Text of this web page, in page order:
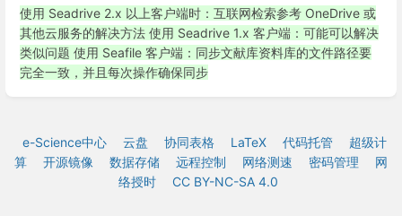
使用 Seadrive 2.x 以上客户端时：互联网检索参考 OneDrive 或
其他云服务的解决方法 使用 Seadrive 1.x 客户端：可能可以解决
类似问题 使用 Seafile 客户端：同步文献库资料库的文件路径要
完全一致，并且每次操作确保同步
e-Science中心 云盘 协同表格 LaTeX 代码托管
超级计
算
开源镜像 数据存储 远程控制 网络测速 密码管理
网
络授时
CC BY-NC-SA 4.0